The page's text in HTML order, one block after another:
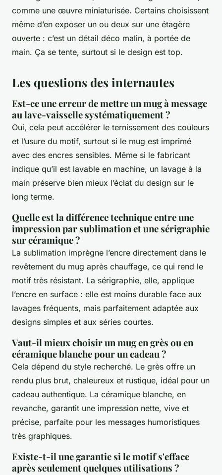
comme une œuvre miniaturisée. Certains choisissent
même d’en exposer un ou deux sur une étagère
ouverte : c’est un détail déco malin, à portée de
main. Ça se tente, surtout si le design est top.
Les questions des internautes
Est-ce une erreur de mettre un mug à message
au lave-vaisselle systématiquement ?
Oui, cela peut accélérer le ternissement des couleurs
et l’usure du motif, surtout si le mug est imprimé
avec des encres sensibles. Même si le fabricant
indique qu’il est lavable en machine, un lavage à la
main préserve bien mieux l’éclat du design sur le
long terme.
Quelle est la différence technique entre une
impression par sublimation et une sérigraphie
sur céramique ?
La sublimation imprègne l’encre directement dans le
revêtement du mug après chauffage, ce qui rend le
motif très résistant. La sérigraphie, elle, applique
l’encre en surface : elle est moins durable face aux
lavages fréquents, mais parfaitement adaptée aux
designs simples et aux séries courtes.
Vaut-il mieux choisir un mug en grès ou en
céramique blanche pour un cadeau ?
Cela dépend du style recherché. Le grès offre un
rendu plus brut, chaleureux et rustique, idéal pour un
cadeau authentique. La céramique blanche, en
revanche, garantit une impression nette, vive et
précise, parfaite pour les messages humoristiques
très graphiques.
Existe-t-il une garantie si le motif s'efface
après seulement quelques utilisations ?